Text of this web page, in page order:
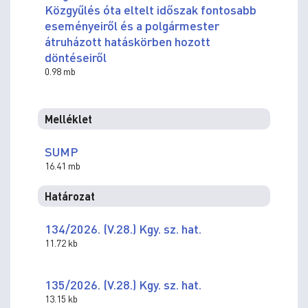
Közgyűlés óta eltelt időszak fontosabb
eseményeiről és a polgármester
átruházott hatáskörben hozott
döntéseiről
0.98 mb
Melléklet
SUMP
16.41 mb
Határozat
134/2026. (V.28.) Kgy. sz. hat.
11.72 kb
135/2026. (V.28.) Kgy. sz. hat.
13.15 kb